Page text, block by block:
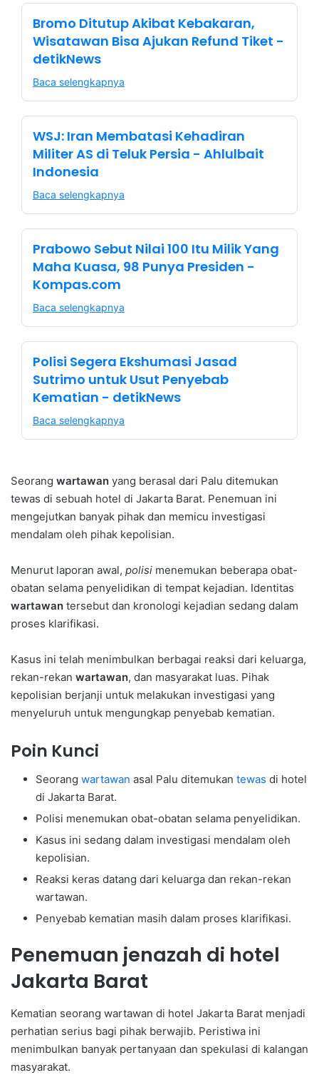
Bromo Ditutup Akibat Kebakaran,
Wisatawan Bisa Ajukan Refund Tiket -
detikNews
Baca selengkapnya
WSJ: Iran Membatasi Kehadiran
Militer AS di Teluk Persia - Ahlulbait
Indonesia
Baca selengkapnya
Prabowo Sebut Nilai 100 Itu Milik Yang
Maha Kuasa, 98 Punya Presiden -
Kompas.com
Baca selengkapnya
Polisi Segera Ekshumasi Jasad
Sutrimo untuk Usut Penyebab
Kematian - detikNews
Baca selengkapnya
Seorang wartawan yang berasal dari Palu ditemukan
tewas di sebuah hotel di Jakarta Barat. Penemuan ini
mengejutkan banyak pihak dan memicu investigasi
mendalam oleh pihak kepolisian.
Menurut laporan awal, polisi menemukan beberapa obat-
obatan selama penyelidikan di tempat kejadian. Identitas
wartawan tersebut dan kronologi kejadian sedang dalam
proses klarifikasi.
Kasus ini telah menimbulkan berbagai reaksi dari keluarga,
rekan-rekan wartawan, dan masyarakat luas. Pihak
kepolisian berjanji untuk melakukan investigasi yang
menyeluruh untuk mengungkap penyebab kematian.
Poin Kunci
Seorang wartawan asal Palu ditemukan tewas di hotel
di Jakarta Barat.
Polisi menemukan obat-obatan selama penyelidikan.
Kasus ini sedang dalam investigasi mendalam oleh
kepolisian.
Reaksi keras datang dari keluarga dan rekan-rekan
wartawan.
Penyebab kematian masih dalam proses klarifikasi.
Penemuan jenazah di hotel
Jakarta Barat
Kematian seorang wartawan di hotel Jakarta Barat menjadi
perhatian serius bagi pihak berwajib. Peristiwa ini
menimbulkan banyak pertanyaan dan spekulasi di kalangan
masyarakat.